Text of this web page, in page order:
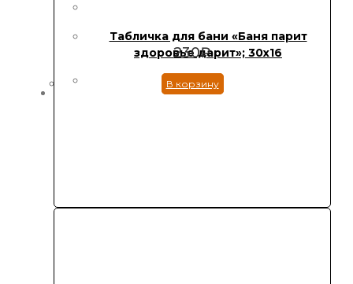
Табличка для бани «Баня парит
здоровье дарит»; 30х16
230₽
В корзину